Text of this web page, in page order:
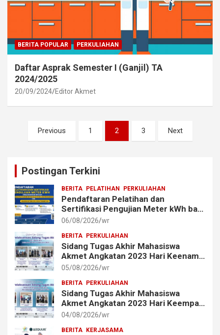
BERITA POPULAR PERKULIAHAN
Daftar Asprak Semester I (Ganjil) TA
2024/2025
20/09/2024 Editor Akmet
Posts
pagination
Previous 1 2 3 Next
Postingan Terkini
BERITA PELATIHAN PERKULIAHAN
Pendaftaran Pelatihan dan
Sertifikasi Pengujian Meter kWh bagi
Mahasiswa dan Alumni Akmet
06/08/2026 wr
BERITA PERKULIAHAN
Sidang Tugas Akhir Mahasiswa
Akmet Angkatan 2023 Hari Keenam
Berlangsung Lancar
05/08/2026 wr
BERITA PERKULIAHAN
Sidang Tugas Akhir Mahasiswa
Akmet Angkatan 2023 Hari Keempat
dan Kelima Berlangsung Lancar
04/08/2026 wr
BERITA KERJASAMA